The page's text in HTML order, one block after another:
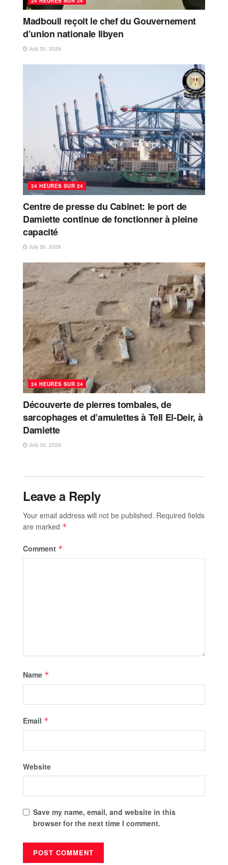
Madbouli reçoit le chef du Gouvernement
d’union nationale libyen
July 30, 2026
24 HEURES SUR 24
Centre de presse du Cabinet: le port de
Damiette continue de fonctionner à pleine
capacité
July 30, 2026
24 HEURES SUR 24
Découverte de pierres tombales, de
sarcophages et d’amulettes à Tell El-Deir, à
Damiette
July 30, 2026
Leave a Reply
Your email address will not be published. Required fields
are marked *
Comment *
Name *
Email *
Website
Save my name, email, and website in this
browser for the next time I comment.